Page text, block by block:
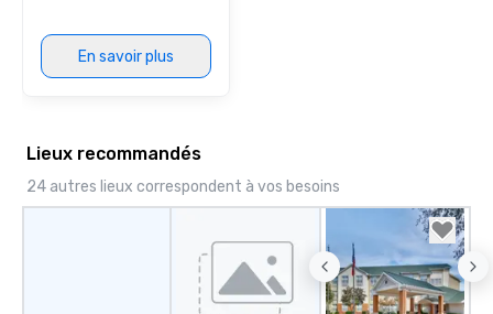
En savoir plus
Lieux recommandés
24 autres lieux correspondent à vos besoins